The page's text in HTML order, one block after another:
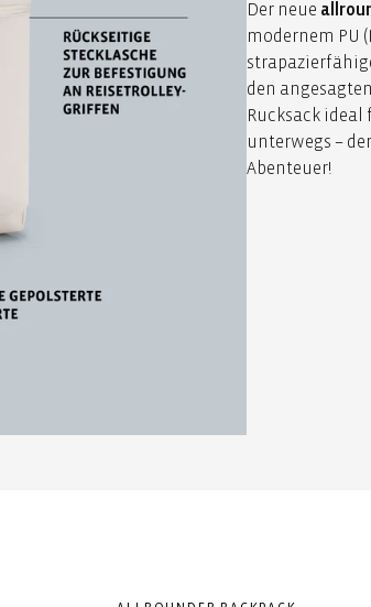
Der neue
modernem PU
den
Rucksack ideal
unterwegs – der
Abenteuer!